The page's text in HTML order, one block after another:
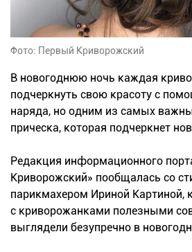
Фото: Первый Криворожский
В новогоднюю ночь каждая
подчеркнуть свою красоту с
наряда, но одним из самых
прическа, которая подчеркнет
Редакция информационного
Криворожский» пообщалась со
парикмахером Ириной Картиной,
с криворожанками полезными
выглядели безупречно в